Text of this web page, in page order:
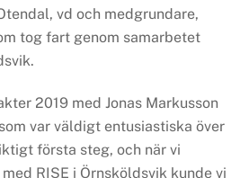
vd och medgrundare,
tog fart genom samarbetet
2019 med Jonas Markusson
var väldigt entusiastiska över
första steg, och när vi
RISE i Örnsköldsvik kunde vi